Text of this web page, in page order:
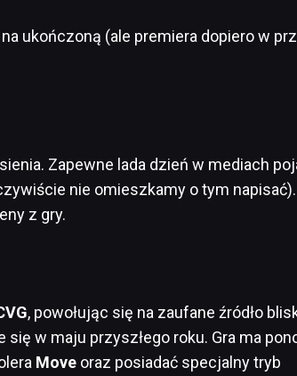
ukończoną (ale premiera dopiero w
Zapewne lada dzień w mediach
nie omieszkamy o tym
z gry.
, powołując się na zaufane źródło
się w maju przyszłego roku. Gra ma
Move oraz posiadać specjalny tryb